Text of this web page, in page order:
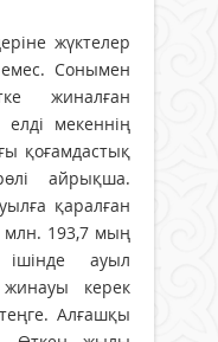
жүктелер
емес. Сонымен
жиналған
мекеннің
қоғамдастық
айрықша.
қаралған
млн. 193,7 мың
ауыл
жинауы керек
Алғашқы